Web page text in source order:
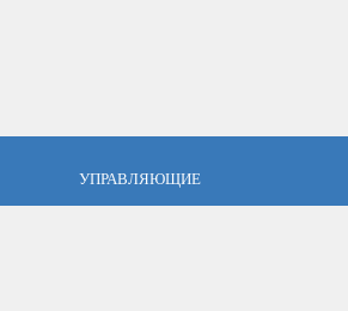
УПРАВЛЯЮЩИЕ